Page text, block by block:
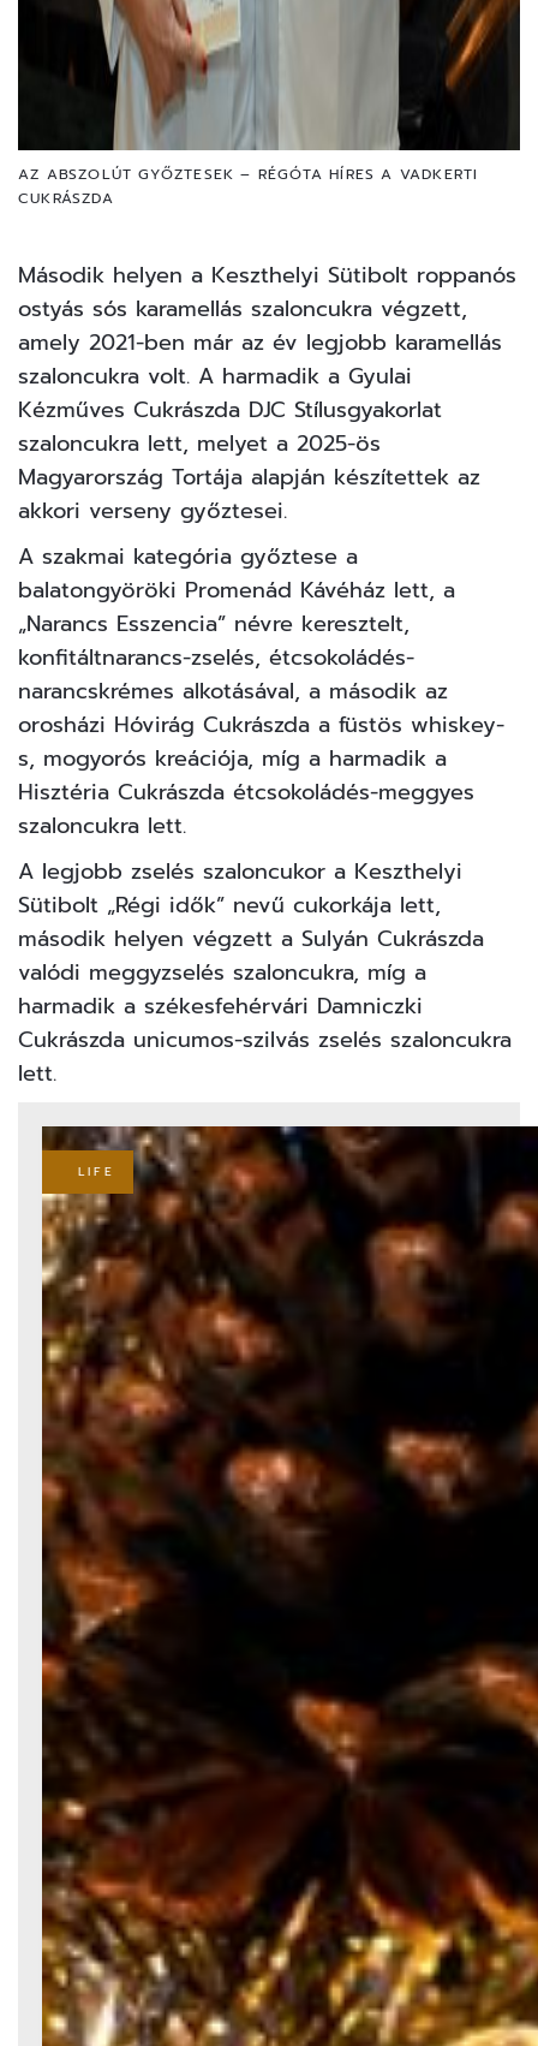
AZ ABSZOLÚT GYŐZTESEK – RÉGÓTA HÍRES A VADKERTI
CUKRÁSZDA
Második helyen a Keszthelyi Sütibolt roppanós
ostyás sós karamellás szaloncukra végzett,
amely 2021-ben már az év legjobb karamellás
szaloncukra volt. A harmadik a Gyulai
Kézműves Cukrászda DJC Stílusgyakorlat
szaloncukra lett, melyet a 2025-ös
Magyarország Tortája alapján készítettek az
akkori verseny győztesei.
A szakmai kategória győztese a
balatongyöröki Promenád Kávéház lett, a
„Narancs Esszencia” névre keresztelt,
konfitáltnarancs-zselés, étcsokoládés-
narancskrémes alkotásával, a második az
orosházi Hóvirág Cukrászda a füstös whiskey-
s, mogyorós kreációja, míg a harmadik a
Hisztéria Cukrászda étcsokoládés-meggyes
szaloncukra lett.
A legjobb zselés szaloncukor a Keszthelyi
Sütibolt „Régi idők” nevű cukorkája lett,
második helyen végzett a Sulyán Cukrászda
valódi meggyzselés szaloncukra, míg a
harmadik a székesfehérvári Damniczki
Cukrászda unicumos-szilvás zselés szaloncukra
lett.
LIFE